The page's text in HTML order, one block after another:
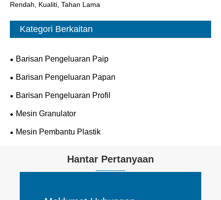
Rendah, Kualiti, Tahan Lama
Kategori Berkaitan
Barisan Pengeluaran Paip
Barisan Pengeluaran Papan
Barisan Pengeluaran Profil
Mesin Granulator
Mesin Pembantu Plastik
Hantar Pertanyaan